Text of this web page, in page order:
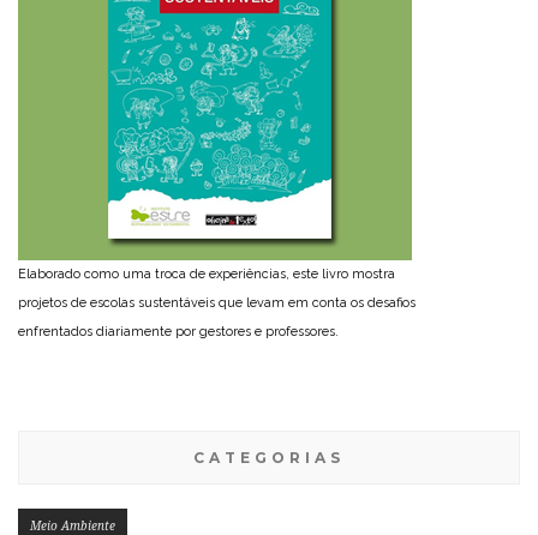
Elaborado como uma troca de experiências, este livro mostra
projetos de escolas sustentáveis que levam em conta os desafios
enfrentados diariamente por gestores e professores.
CATEGORIAS
Meio Ambiente